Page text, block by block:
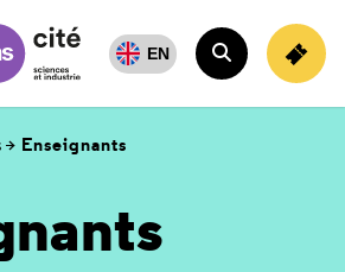
EN
Rechercher
Enseignants